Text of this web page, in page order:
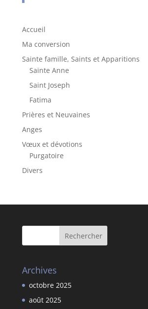
Accueil
Ma conversion
Sainte famille, Saints et Apparitions
Sainte Anne
Saint Joseph
Fatima
Prières et Neuvaines
Anges
Vœux et dévotions
Purgatoire
Divers
Archives
octobre 2025
août 2025